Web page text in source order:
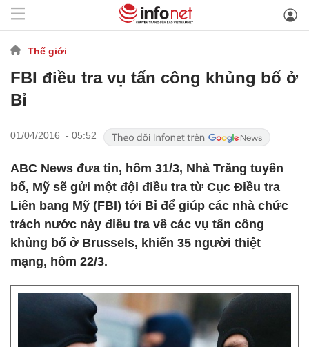
Thế giới
FBI điều tra vụ tấn công khủng bố ở
Bỉ
01/04/2016 - 05:52
ABC News đưa tin, hôm 31/3, Nhà Trăng tuyên
bố, Mỹ sẽ gửi một đội điều tra từ Cục Điều tra
Liên bang Mỹ (FBI) tới Bỉ để giúp các nhà chức
trách nước này điều tra về các vụ tấn công
khủng bố ở Brussels, khiến 35 người thiệt
mạng, hôm 22/3.